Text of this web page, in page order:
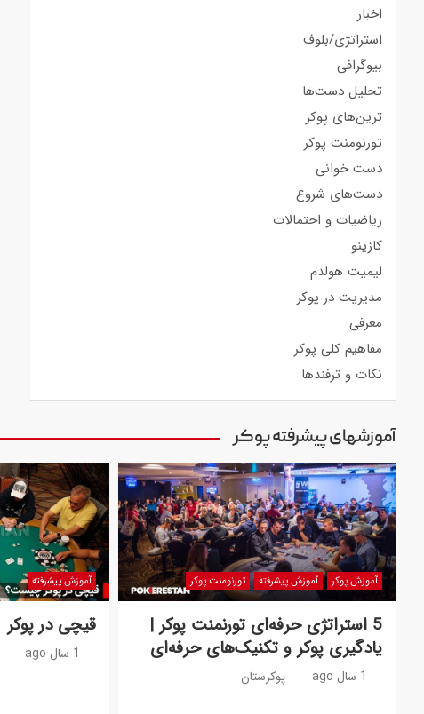
اخبار
استراتژی/بلوف
بیوگرافی
تحلیل دست‌ها
ترین‌های پوکر
تورنومنت پوکر
دست خوانی
دست‌های شروع
ریاضیات و احتمالات
کازینو
لیمیت هولدم
مدیریت در پوکر
معرفی
مفاهیم کلی پوکر
نکات و ترفندها
آموزشهای پیشرفته پوکر
آموزش پوکر آموزش پیشرفته تورنومنت پوکر
5 استراتژی حرفه‌ای تورنمنت پوکر |
یادگیری پوکر و تکنیک‌های حرفه‌ای
1 سال ago پوکرستان
آموزش پیشرفته
قیچی در پوکر
1 سال ago